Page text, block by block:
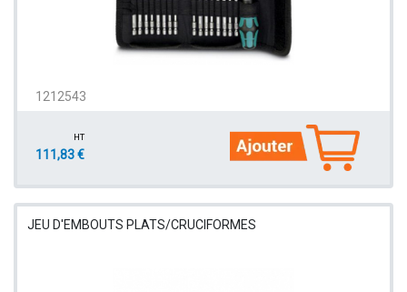
1212543
HT
111,83 €
JEU D'EMBOUTS PLATS/CRUCIFORMES